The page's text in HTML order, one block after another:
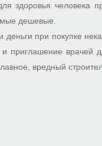
здоровья человека
дешевые.
при покупке
и приглашение
вредный